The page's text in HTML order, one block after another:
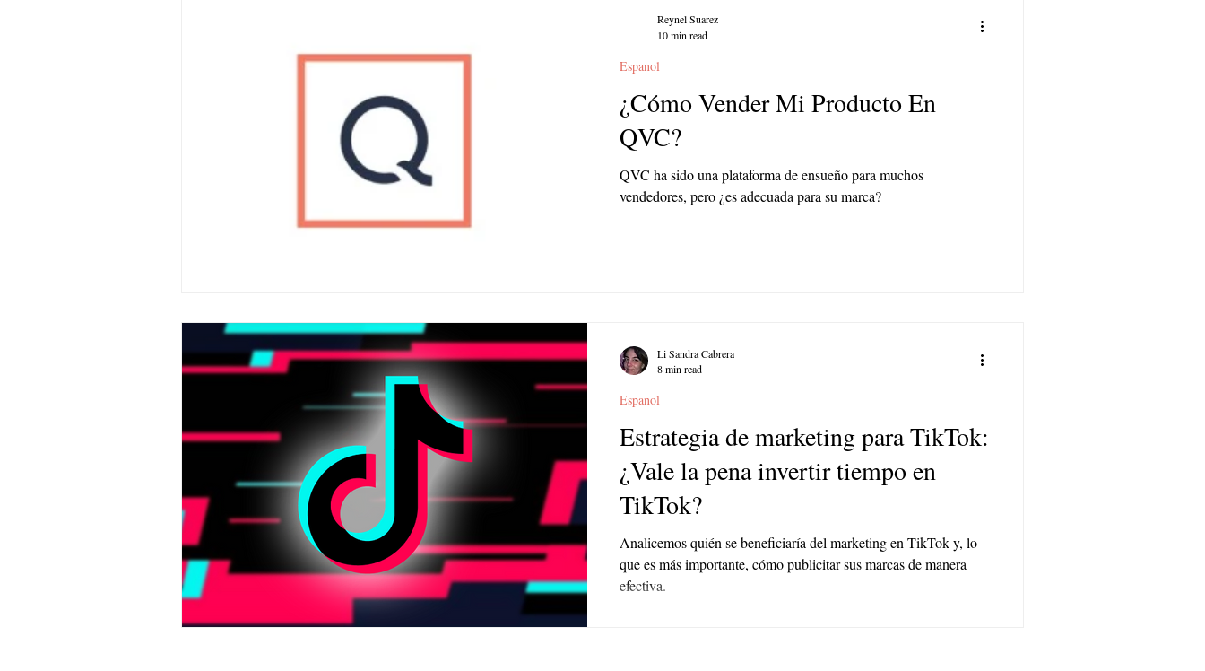
¿Cómo Vender Mi Producto En
QVC?
QVC ha sido una plataforma de ensueño para muchos
vendedores, pero ¿es adecuada para su marca?
Espanol
Reynel Suarez
10 min read
Estrategia de marketing para TikTok:
¿Vale la pena invertir tiempo en
TikTok?
Analicemos quién se beneficiaría del marketing en TikTok y, lo
que es más importante, cómo publicitar sus marcas de manera
efectiva.
Espanol
Li Sandra Cabrera
8 min read